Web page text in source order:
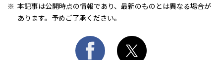
本記事は公開時点の情報であり、最新のものとは異なる場合が
あります。予めご了承ください。